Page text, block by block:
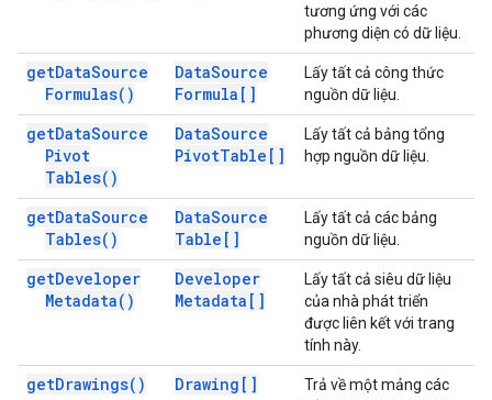
tương ứng với các
phương diện có dữ liệu.
getDataSource
Formulas( )
DataSource
Formula[]
Lấy tất cả công thức
nguồn dữ liệu.
getDataSource
Pivot
Tables( )
DataSource
PivotTable[]
Lấy tất cả bảng tổng
hợp nguồn dữ liệu.
getDataSource
Tables( )
DataSource
Table[]
Lấy tất cả các bảng
nguồn dữ liệu.
getDeveloper
Metadata( )
Developer
Metadata[]
Lấy tất cả siêu dữ liệu
của nhà phát triển
được liên kết với trang
tính này.
getDrawings( ) Drawing[]
Trả về một mảng các